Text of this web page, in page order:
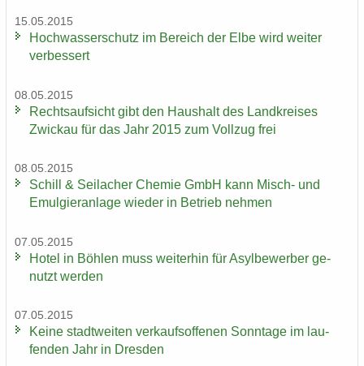
15.05.2015
Hoch­was­ser­schutz im Be­reich der Elbe wird wei­ter
ver­bes­sert
08.05.2015
Rechts­auf­sicht gibt den Haus­halt des Land­krei­ses
Zwi­ckau für das Jahr 2015 zum Voll­zug frei
08.05.2015
Schill & Seil­a­cher Che­mie GmbH kann Misch-​ und
Emul­gier­an­la­ge wie­der in Be­trieb neh­men
07.05.2015
Hotel in Böh­len muss wei­ter­hin für Asyl­be­wer­ber ge­
nutzt wer­den
07.05.2015
Keine stadt­wei­ten ver­kaufs­of­fe­nen Sonn­ta­ge im lau­
fen­den Jahr in Dres­den